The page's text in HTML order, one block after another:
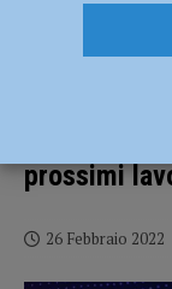
Conclusi e
prossimi
26 Febbraio 2022